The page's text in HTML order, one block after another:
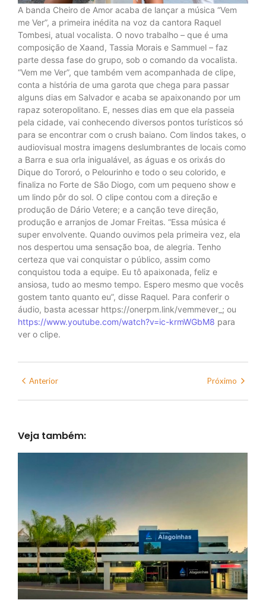
A banda Cheiro de Amor acaba de lançar a música “Vem
me Ver”, a primeira inédita na voz da cantora Raquel
Tombesi, atual vocalista. O novo trabalho – que é uma
composição de Xaand, Tassia Morais e Sammuel – faz
parte dessa fase do grupo, sob o comando da vocalista.
“Vem me Ver”, que também vem acompanhada de clipe,
conta a história de uma garota que chega para passar
alguns dias em Salvador e acaba se apaixonando por um
rapaz soteropolitano. E, nesses dias em que ela passeia
pela cidade, vai conhecendo diversos pontos turísticos só
para se encontrar com o crush baiano. Com lindos takes, o
audiovisual mostra imagens deslumbrantes de locais como
a Barra e sua orla inigualável, as águas e os orixás do
Dique do Tororó, o Pelourinho e todo o seu colorido, e
finaliza no Forte de São Diogo, com um pequeno show e
um lindo pôr do sol. O clipe contou com a direção e
produção de Dário Vetere; e a canção teve direção,
produção e arranjos de Jomar Freitas. “Essa música é
super envolvente. Quando ouvimos pela primeira vez, ela
nos despertou uma sensação boa, de alegria. Tenho
certeza que vai conquistar o público, assim como
conquistou toda a equipe. Eu tô apaixonada, feliz e
ansiosa, tudo ao mesmo tempo. Espero mesmo que vocês
gostem tanto quanto eu”, disse Raquel. Para conferir o
áudio, basta acessar https://onerpm.link/vemmever_; ou
https://www.youtube.com/watch?v=ic-krmWGbM8 para
ver o clipe.
Anterior Próximo
Veja também: